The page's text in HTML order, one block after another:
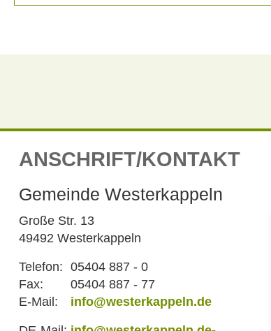
ANSCHRIFT/KONTAKT
Gemeinde Westerkappeln
Große Str. 13
49492 Westerkappeln
Telefon: 05404 887 - 0
Fax:
05404 887 - 77
E-Mail:
info@westerkappeln.de